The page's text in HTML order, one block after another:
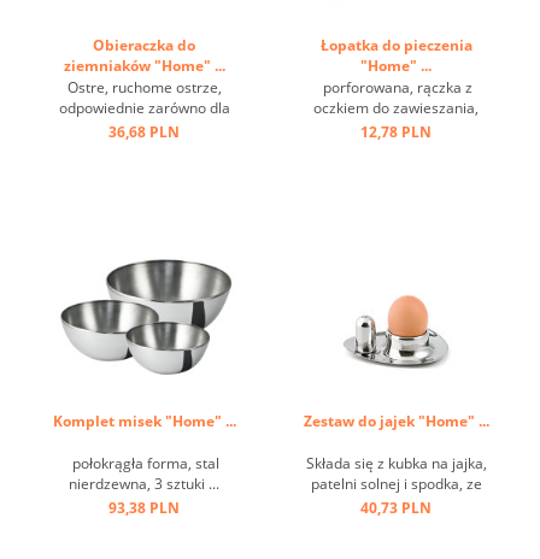
Obieraczka do
ziemniaków "Home" ...
Ostre, ruchome ostrze,
odpowiednie zarówno dla
praworęcznych, jak i
36,68 PLN
Łopatka do pieczenia
"Home" ...
porforowana, rączka z
oczkiem do zawieszania,
stal nierdzewna ...
12,78 PLN
Komplet misek "Home" ...
połokrągła forma, stal
nierdzewna, 3 sztuki ...
93,38 PLN
Zestaw do jajek "Home" ...
Składa się z kubka na jajka,
patelni solnej i spodka, ze
stali nierdzewnej ...
40,73 PLN